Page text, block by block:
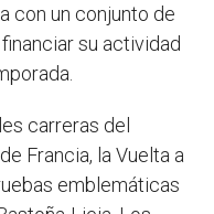
con un conjunto de
su actividad
carreras del
Francia, la Vuelta a
emblemáticas